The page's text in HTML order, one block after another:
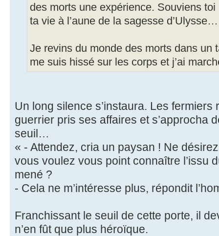
des morts une expérience. Souviens
ta vie à l’aune de la sagesse
Je revins du monde des morts dans un
me suis hissé sur les corps et j’ai
Un long silence s’instaura. Les fermiers
guerrier pris ses affaires et s’approcha
seuil…
« - Attendez, cria un paysan ! Ne
vous voulez vous point connaître l’issu
mené ?
- Cela ne m’intéresse plus, répondit
Franchissant le seuil de cette porte, il
n’en fût que plus héroïque.